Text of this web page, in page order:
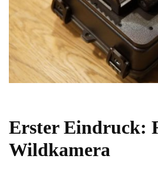
Erster Eindruck:
Wildkamera